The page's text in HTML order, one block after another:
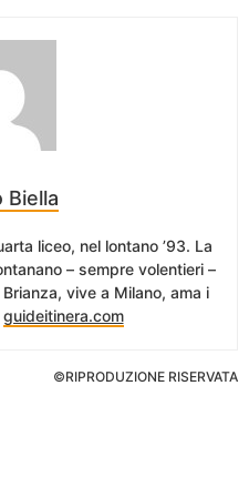
Biella
liceo, nel lontano ’93. La
– sempre volentieri –
vive a Milano, ama i
guideitinera.com
©RIPRODUZIONE RISERVATA